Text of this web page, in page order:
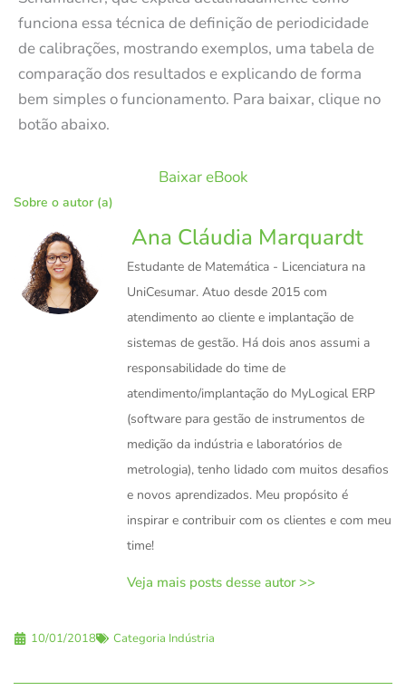
funciona essa técnica de definição de periodicidade
de calibrações, mostrando exemplos, uma tabela de
comparação dos resultados e explicando de forma
bem simples o funcionamento. Para baixar, clique no
botão abaixo.
Baixar eBook
Sobre o autor (a)
Ana Cláudia Marquardt
Estudante de Matemática - Licenciatura na
UniCesumar. Atuo desde 2015 com
atendimento ao cliente e implantação de
sistemas de gestão. Há dois anos assumi a
responsabilidade do time de
atendimento/implantação do MyLogical ERP
(software para gestão de instrumentos de
medição da indústria e laboratórios de
metrologia), tenho lidado com muitos desafios
e novos aprendizados. Meu propósito é
inspirar e contribuir com os clientes e com meu
time!
Veja mais posts desse autor >>
10/01/2018 Categoria Indústria